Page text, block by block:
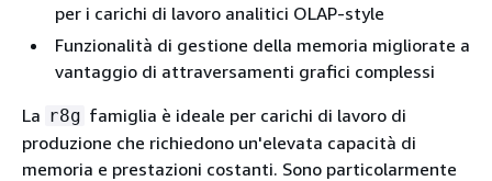
per i carichi di lavoro analitici OLAP-style
Funzionalità di gestione della memoria migliorate a
vantaggio di attraversamenti grafici complessi
La r8g famiglia è ideale per carichi di lavoro di
produzione che richiedono un'elevata capacità di
memoria e prestazioni costanti. Sono particolarmente